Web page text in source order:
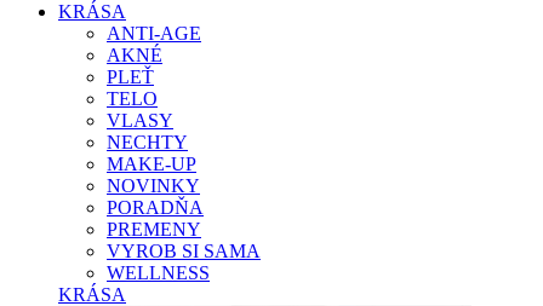
KRÁSA
ANTI-AGE
AKNÉ
PLEŤ
TELO
VLASY
NECHTY
MAKE-UP
NOVINKY
PORADŇA
PREMENY
VYROB SI SAMA
WELLNESS
KRÁSA